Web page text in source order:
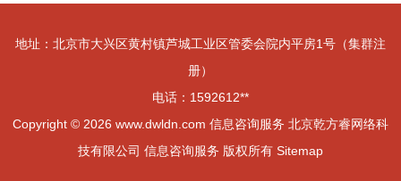
地址：北京市大兴区黄村镇芦城工业区管委会院内平房1号（集群注
册）
电话：1592612**
Copyright © 2026 www.dwldn.com 信息咨询服务 北京乾方睿网络科
技有限公司 信息咨询服务 版权所有 Sitemap